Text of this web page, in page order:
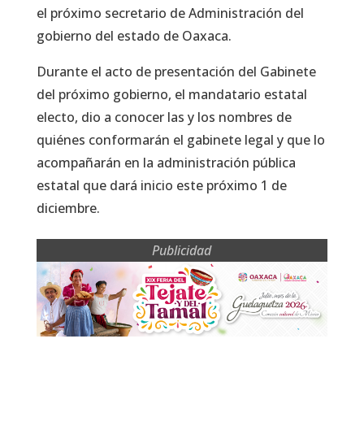
el próximo secretario de Administración del
gobierno del estado de Oaxaca.
Durante el acto de presentación del Gabinete
del próximo gobierno, el mandatario estatal
electo, dio a conocer las y los nombres de
quiénes conformarán el gabinete legal y que lo
acompañarán en la administración pública
estatal que dará inicio este próximo 1 de
diciembre.
Publicidad